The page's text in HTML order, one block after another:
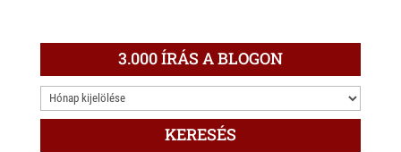
3.000 ÍRÁS A BLOGON
3.000
ÍRÁS
KERESÉS